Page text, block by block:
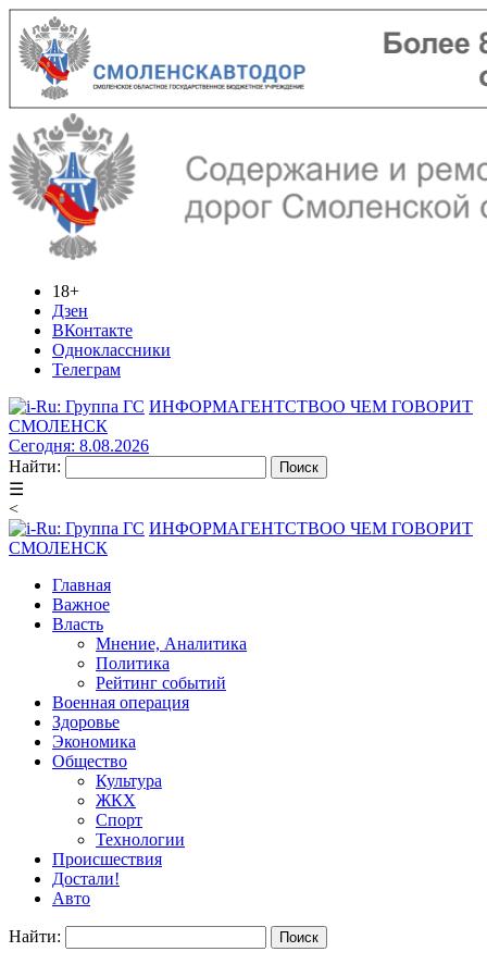
18+
Дзен
ВКонтакте
Одноклассники
Телеграм
ИНФОРМАГЕНТСТВОО ЧЕМ ГОВОРИТ
СМОЛЕНСК
Сегодня: 8.08.2026
Найти:
☰
<
ИНФОРМАГЕНТСТВОО ЧЕМ ГОВОРИТ
СМОЛЕНСК
Главная
Важное
Власть
Мнение, Аналитика
Политика
Рейтинг событий
Военная операция
Здоровье
Экономика
Общество
Культура
ЖКХ
Спорт
Технологии
Происшествия
Достали!
Авто
Найти: